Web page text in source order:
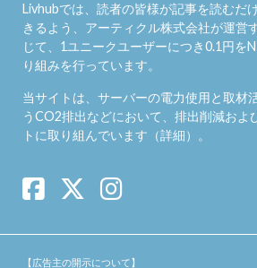
Livhubでは、読者の皆様が記事を読むだ
きるよう、アーティクル株式会社が運営
じて、1ユニークユーザーにつき0.1円を
り組みを行っています。
当サイトは、サーバーの電力使用と取材
うCO2排出などにおいて、排出削減およ
トに取り組んでいます（詳細）。
【広告主の開示について】